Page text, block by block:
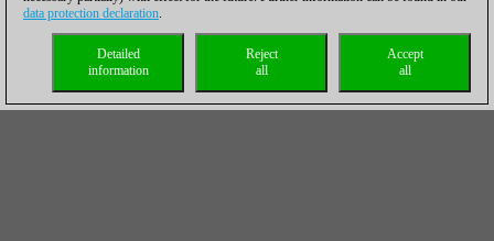
data protection declaration.
Accept
all
Reject
all
Detailed
information